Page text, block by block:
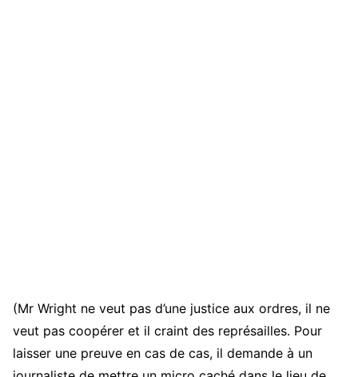
(Mr Wright ne veut pas d’une justice aux ordres, il ne
veut pas coopérer et il craint des représailles. Pour
laisser une preuve en cas de cas, il demande à un